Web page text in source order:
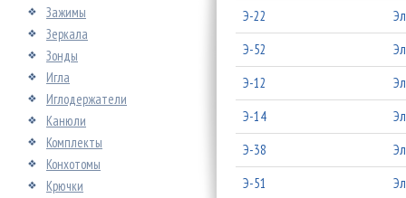
Зажимы
Зеркала
Зонды
Игла
Иглодержатели
Канюли
Комплекты
Конхотомы
Крючки
Э-22
Э-52
Э-12
Э-14
Э-38
Э-51